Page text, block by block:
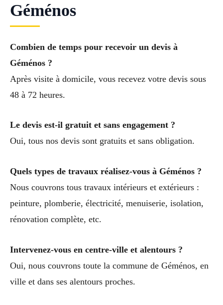
Géménos
Combien de temps pour recevoir un devis à
Géménos ?
Après visite à domicile, vous recevez votre devis sous
48 à 72 heures.
Le devis est-il gratuit et sans engagement ?
Oui, tous nos devis sont gratuits et sans obligation.
Quels types de travaux réalisez-vous à Géménos ?
Nous couvrons tous travaux intérieurs et extérieurs :
peinture, plomberie, électricité, menuiserie, isolation,
rénovation complète, etc.
Intervenez-vous en centre-ville et alentours ?
Oui, nous couvrons toute la commune de Géménos, en
ville et dans ses alentours proches.